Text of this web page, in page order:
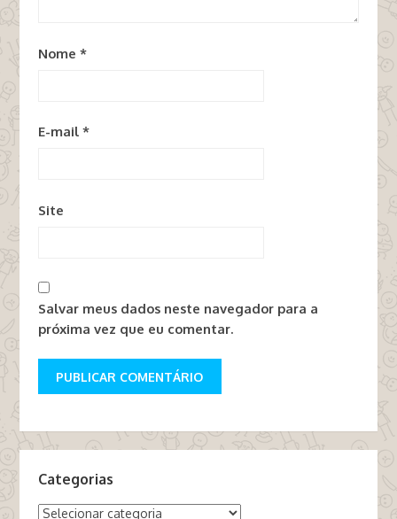
Nome *
E-mail *
Site
Salvar meus dados neste navegador para a
próxima vez que eu comentar.
Categorias
Categorias